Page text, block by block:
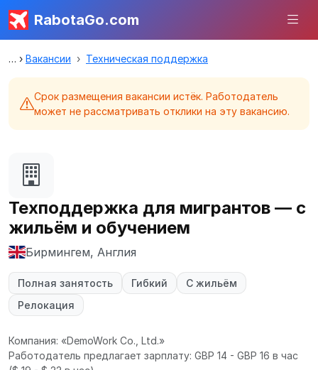
RabotaGo.com
Вакансии Техническая поддержка
Срок размещения вакансии истёк. Работодатель
может не рассматривать отклики на эту вакансию.
Техподдержка для мигрантов — с
жильём и обучением
Бирмингем, Англия
Полная занятость Гибкий
С жильём
Релокация
Компания: «DemoWork Co., Ltd.»
Работодатель предлагает зарплату: GBP 14 - GBP 16 в час